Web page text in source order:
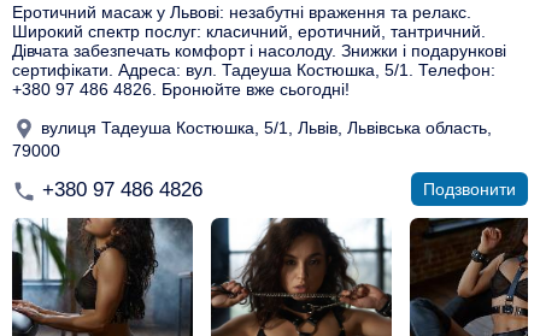
Еротичний масаж у Львові: незабутні враження та релакс.
Широкий спектр послуг: класичний, еротичний, тантричний.
Дівчата забезпечать комфорт і насолоду. Знижки і подарункові
сертифікати. Адреса: вул. Тадеуша Костюшка, 5/1. Телефон:
+380 97 486 4826. Бронюйте вже сьогодні!
вулиця Тадеуша Костюшка, 5/1, Львів, Львівська область,
79000
+380 97 486 4826 Подзвонити